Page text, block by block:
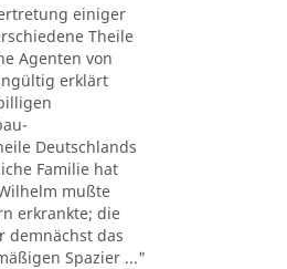
einiger
Theile
Agenten von
erklärt
Deutschlands
Familie hat
mußte
erkrankte; die
demnächst das
Spazier ..."